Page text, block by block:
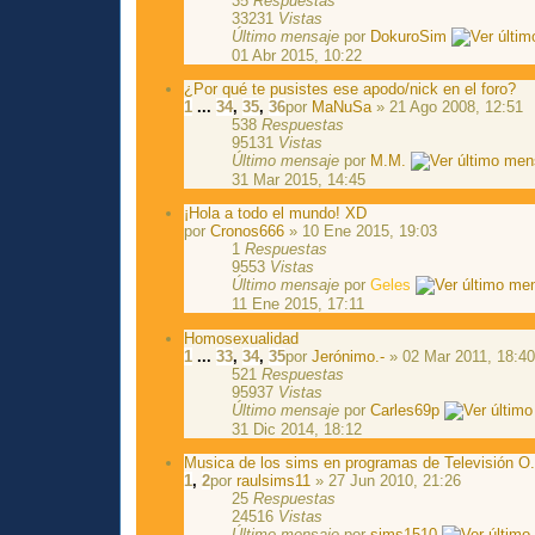
33231 Vistas
Último mensaje por DokuroSim
01 Abr 2015, 10:22
¿Por qué te pusistes ese apodo/nick en el foro?
1 ...34,35,36por MaNuSa » 21 Ago 2008, 12:51
538Respuestas
95131 Vistas
Último mensaje por M.M.
31 Mar 2015, 14:45
¡Hola a todo el mundo! XD
porCronos666 » 10 Ene 2015, 19:03
1Respuestas
9553 Vistas
Último mensaje porGeles
11 Ene 2015, 17:11
Homosexualidad
1 ...33,34,35porJerónimo.- » 02 Mar 2011, 18:40
521Respuestas
95937 Vistas
Último mensaje porCarles69p
31 Dic 2014, 18:12
Musica de los sims en programas de Televisión
1,2porraulsims11 » 27 Jun 2010, 21:26
25Respuestas
24516 Vistas